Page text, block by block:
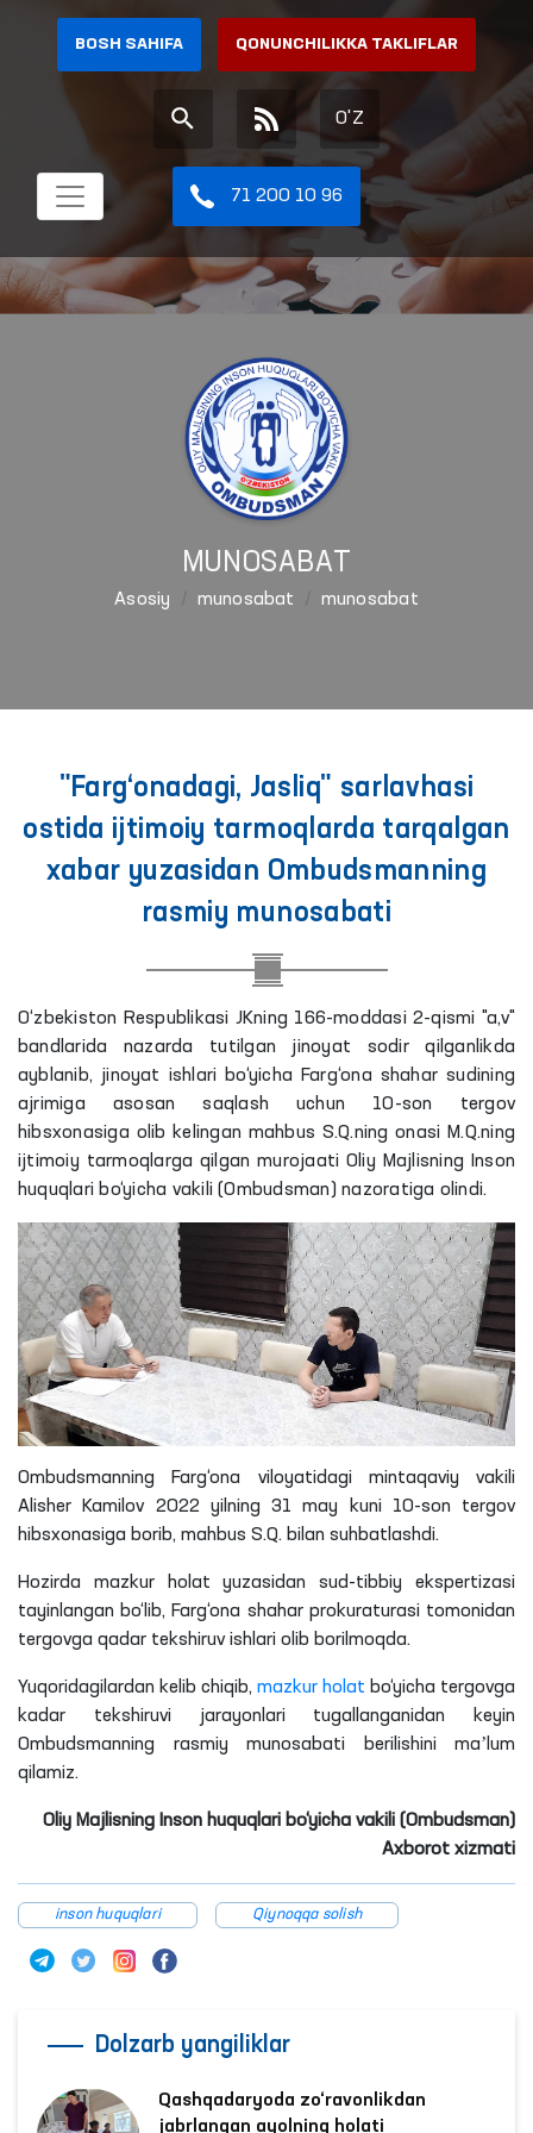
BOSH SAHIFA QONUNCHILIKKA TAKLIFLAR
O'Z
71 200 10 96
MUNOSABAT
Asosiy munosabat munosabat
"Farg‘onadagi, Jasliq" sarlavhasi
ostida ijtimoiy tarmoqlarda tarqalgan
xabar yuzasidan Ombudsmanning
rasmiy munosabati
O‘zbekiston Respublikasi JKning 166-moddasi 2-qismi "a,v"
bandlarida nazarda tutilgan jinoyat sodir qilganlikda
ayblanib, jinoyat ishlari bo‘yicha Farg‘ona shahar sudining
ajrimiga asosan saqlash uchun 10-son tergov
hibsxonasiga olib kelingan mahbus S.Q.ning onasi M.Q.ning
ijtimoiy tarmoqlarga qilgan murojaati Oliy Majlisning Inson
huquqlari bo‘yicha vakili (Ombudsman) nazoratiga olindi.
Ombudsmanning Farg‘ona viloyatidagi mintaqaviy vakili
Alisher
Kamilov2022 yilning 31 may kuni 10-son tergov
hibsxonasiga borib, mahbus S.Q. bilan suhbatlashdi.
Hozirda mazkur holat yuzasidan sud-tibbiy ekspertizasi
tayinlangan bo‘lib, Farg‘ona shahar prokuraturasi tomonidan
tergovga qadar tekshiruv ishlari olib borilmoqda.
Yuqoridagilardan kelib chiqib, mazkur holat bo‘yicha tergovga
kadar tekshiruvi jarayonlari tugallanganidan keyin
Ombudsmanning rasmiy munosabati berilishini maʼlum
qilamiz.
Oliy Majlisning Inson huquqlari bo‘yicha vakili (Ombudsman)
Axborot xizmati
inson huquqlari Qiynoqqa solish
Dolzarb yangiliklar
Qashqadaryoda zo‘ravonlikdan
jabrlangan ayolning holati